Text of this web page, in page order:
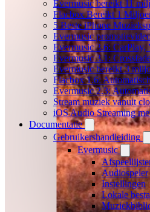
Evermusic bereikt 11
Flacbox Bereikt 1
5 Beste iPhone
Evermusic
Evermusic 3.6: CarPlay,
Evermusic 3.1:
Evermusic bereikt 3
Flacbox 1.6:
Evermusic 2.3:
Stream muziek vanuit
iOS Audio Streaming
Documentatie
Gebruikershandleiding
Evermusic
Audiospeler
Instellingen
Lokale